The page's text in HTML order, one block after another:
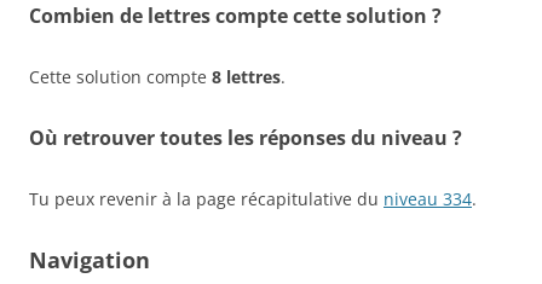
Combien de lettres compte cette solution ?
Cette solution compte 8 lettres.
Où retrouver toutes les réponses du niveau ?
Tu peux revenir à la page récapitulative du niveau 334.
Navigation